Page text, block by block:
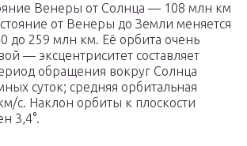
Венеры от Солнца — 108 млн км
от Венеры до Земли меняется
до 259 млн км. Её орбита очень
— эксцентриситет составляет
обращения вокруг Солнца
суток; средняя орбитальная
с. Наклон орбиты к плоскости
3,4°.